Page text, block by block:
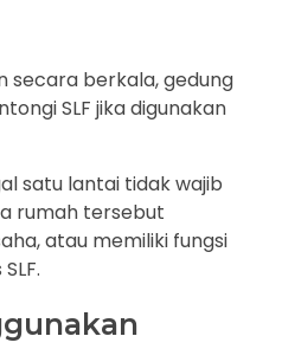
secara berkala, gedung
SLF jika digunakan
satu lantai tidak wajib
rumah tersebut
atau memiliki fungsi